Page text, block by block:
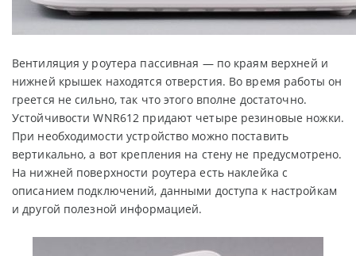
Вентиляция у роутера пассивная — по краям верхней и
нижней крышек находятся отверстия. Во время работы он
греется не сильно, так что этого вполне достаточно.
Устойчивости WNR612 придают четыре резиновые ножки.
При необходимости устройство можно поставить
вертикально, а вот крепления на стену не предусмотрено.
На нижней поверхности роутера есть наклейка с
описанием подключений, данными доступа к настройкам
и другой полезной информацией.